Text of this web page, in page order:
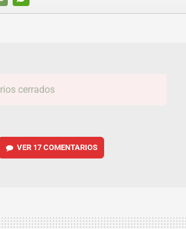
WHATSAPP
cerrados
VER 17 COMENTARIOS